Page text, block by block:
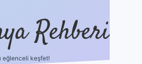
Rehberi
eğlenceli keşfet!